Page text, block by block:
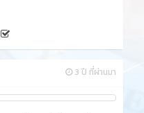
3 ปี ที่ผ่านมา